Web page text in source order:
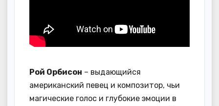
Рой Орбисон – выдающийся
американский певец и композитор, чьи
магические голос и глубокие эмоции в